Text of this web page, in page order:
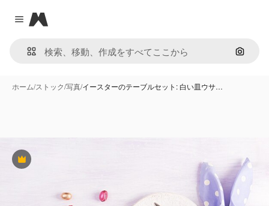
Close menu
Magnific
画像で
ホーム/ストック/写真/イースターのテーブルセット: 白い皿ウサ…
Premium